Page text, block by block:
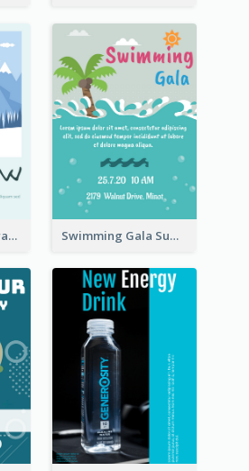
Snow Mountain Travel Flyer Swimming Gala Summer Flyer